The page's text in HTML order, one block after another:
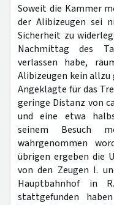
Soweit die Kammer
der Alibizeugen sei
Sicherheit zu
Nachmittag des
verlassen habe,
Alibizeugen kein
Angeklagte für das
geringe Distanz von
und eine etwa
seinem Besuch
wahrgenommen
übrigen ergeben die
von den Zeugen I.
Hauptbahnhof in
stattgefunden